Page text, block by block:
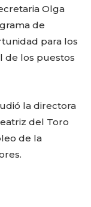
Olga
de
para los
de los puestos
la directora
del Toro
de la